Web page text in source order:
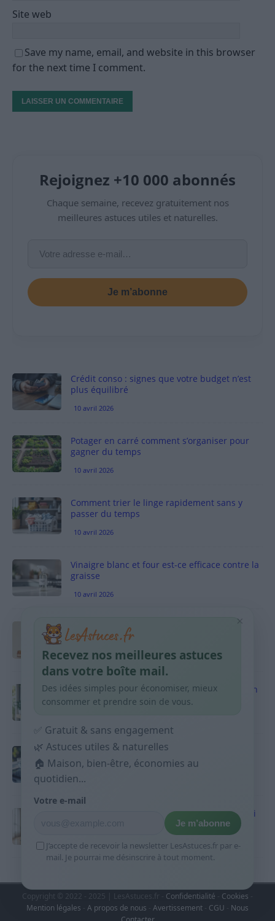
Site web
Save my name, email, and website in this browser
for the next time I comment.
Rejoignez +10 000 abonnés
Chaque semaine, recevez gratuitement nos
meilleures astuces utiles et naturelles.
Je m’abonne
Crédit conso : signes que votre budget n’est
plus équilibré
10 avril 2026
Potager en carré comment s’organiser pour
gagner du temps
10 avril 2026
Comment trier le linge rapidement sans y
passer du temps
10 avril 2026
Vinaigre blanc et four est-ce efficace contre la
graisse
10 avril 2026
Taches pigmentaires : routine simple +
habitudes qui aident
9 avril 2026
Produits ménagers : comment économiser en
courses sans acheter 10 sprays
Budget mensuel : méthode rapide pour
répartir son salaire dès le jour de paie
9 avril 2026
Sport 10 minutes par jour est-ce utile et quoi
9 avril 2026
Copyright © 2022 - 2025 | LesAstuces.fr - Confidentialité Cookies -
Mention légales - A propos de nous - Avertissement - CGU - Nous
×
Recevez nos meilleures astuces
dans votre boîte mail.
Des idées simples pour économiser, mieux
consommer et prendre soin de vous.
✅ Gratuit & sans engagement
🌿 Astuces utiles & naturelles
🏠 Maison, bien-être, économies au
quotidien...
Votre e-mail
Je m’abonne
J’accepte de recevoir la newsletter LesAstuces.fr par e-
mail. Je pourrai me désinscrire à tout moment.